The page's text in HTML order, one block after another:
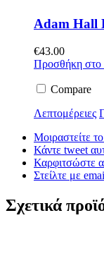
Adam Hall
€43.00
Προσθήκη στο
Compare
Λεπτομέρειες
Μοιραστείτε
Κάντε tweet
Καρφιτσώστε
Στείλτε με
Σχετικά